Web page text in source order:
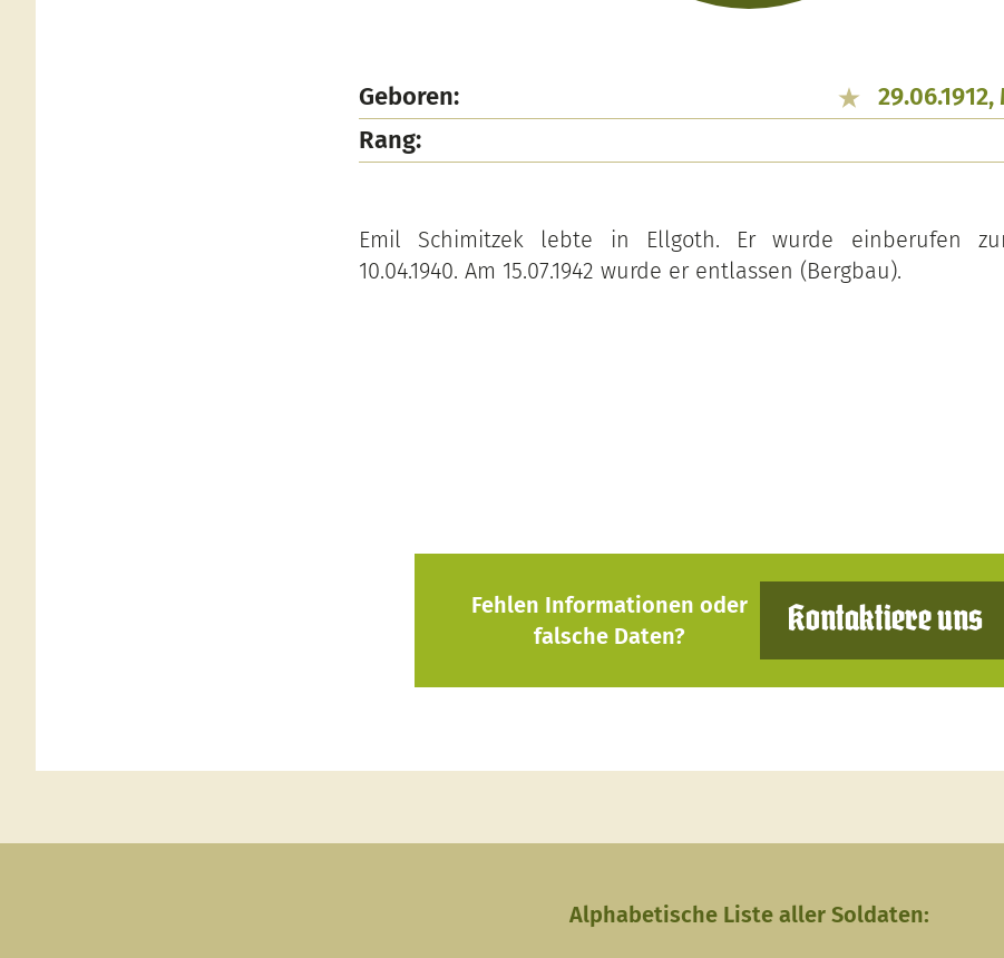
Geboren:
Rang:
Emil Schimitzek lebte in Ellgoth. Er wurde einberufen
10.04.1940. Am 15.07.1942 wurde er entlassen (Bergbau).
Fehlen Informationen oder
falsche Daten?
Kontaktiere uns
Alphabetische Liste aller Soldaten: